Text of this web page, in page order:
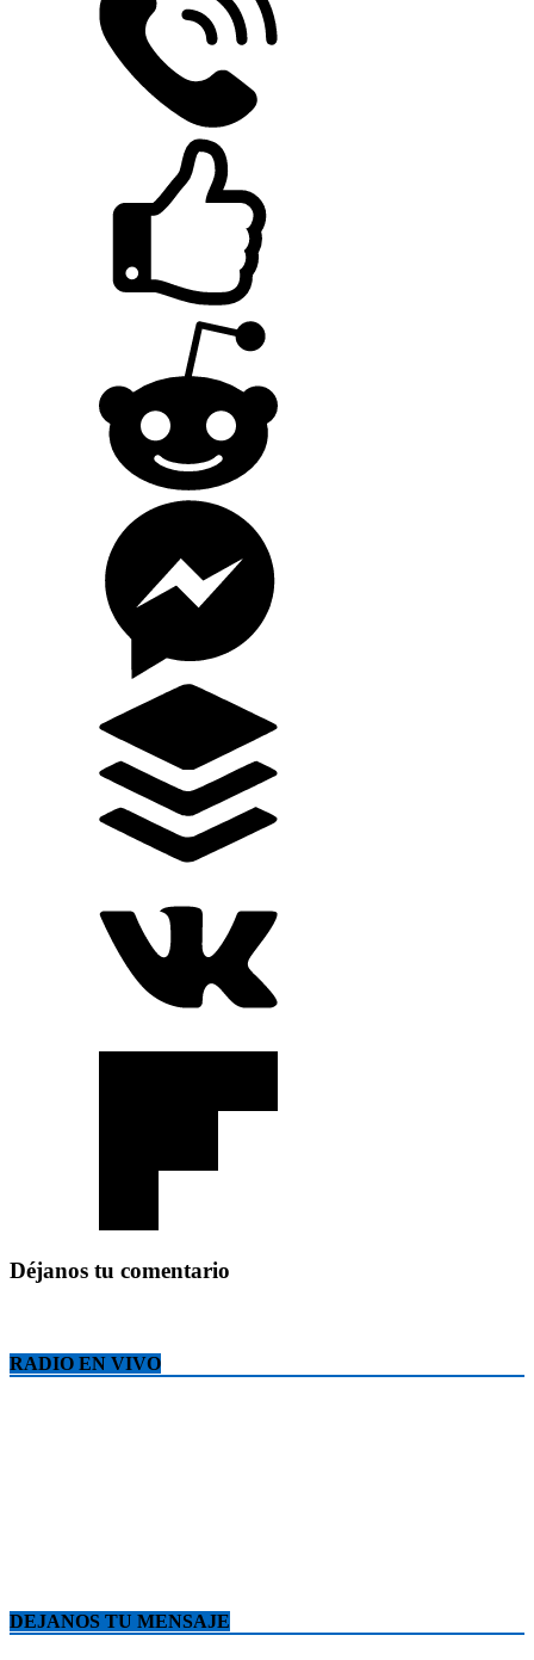
Déjanos tu comentario
RADIO EN VIVO
DEJANOS TU MENSAJE